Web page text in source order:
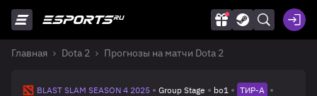
Главная Dota 2 Прогнозы на матчи Dota 2
BLAST SLAM SEASON 4 2025 Group Stage bo1
ТИР-A